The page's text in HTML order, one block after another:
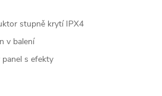
stupně krytí IPX4
v balení
panel s efekty